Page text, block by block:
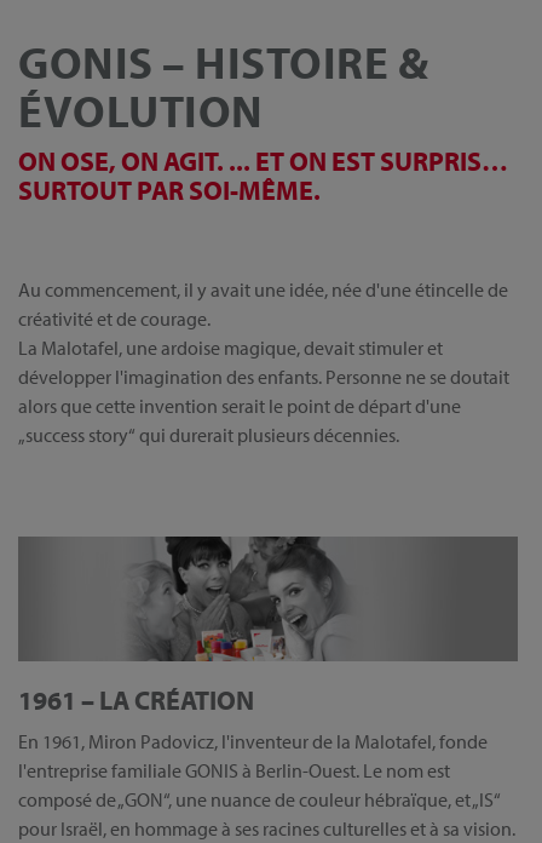
GONIS – HISTOIRE &
ÉVOLUTION
ON OSE, ON AGIT. ... ET ON EST SURPRIS…
SURTOUT PAR SOI-MÊME.
Au commencement, il y avait une idée, née d'une étincelle de
créativité et de courage.
La Malotafel, une ardoise magique, devait stimuler et
développer l'imagination des enfants. Personne ne se doutait
alors que cette invention serait le point de départ d'une
„success story“ qui durerait plusieurs décennies.
1961 – LA CRÉATION
En 1961, Miron Padovicz, l'inventeur de la Malotafel, fonde
l'entreprise familiale GONIS à Berlin-Ouest. Le nom est
composé de „GON“, une nuance de couleur hébraïque, et „IS“
pour Israël, en hommage à ses racines culturelles et à sa vision.